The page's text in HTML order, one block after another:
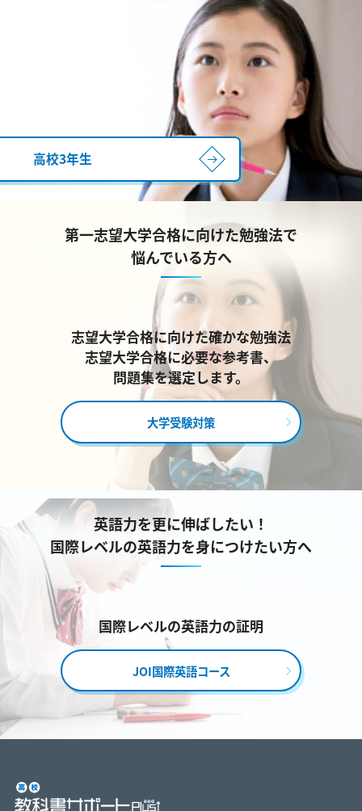
高校3年生
第一志望大学合格に向けた勉強法で
悩んでいる方へ
志望大学合格に向けた確かな勉強法
志望大学合格に必要な参考書、
問題集を選定します。
大学受験対策
英語力を更に伸ばしたい！
国際レベルの英語力を身につけたい方へ
国際レベルの英語力の証明
JOI国際英語コース